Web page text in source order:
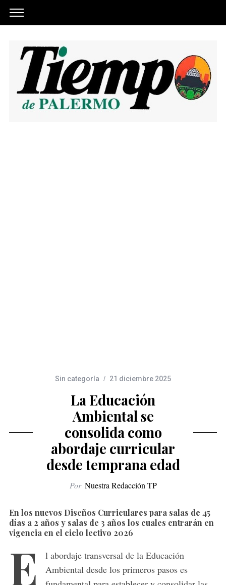
Sin categoría 21 diciembre 2025
La Educación
Ambiental se
consolida como
abordaje curricular
desde temprana edad
Por Nuestra Redacción TP
En los nuevos Diseños Curriculares para salas de 45
días a 2 años y salas de 3 años los cuales entrarán en
vigencia en el ciclo lectivo 2026
E
l abordaje transversal de la Educación
Ambiental desde los primeros pasos es